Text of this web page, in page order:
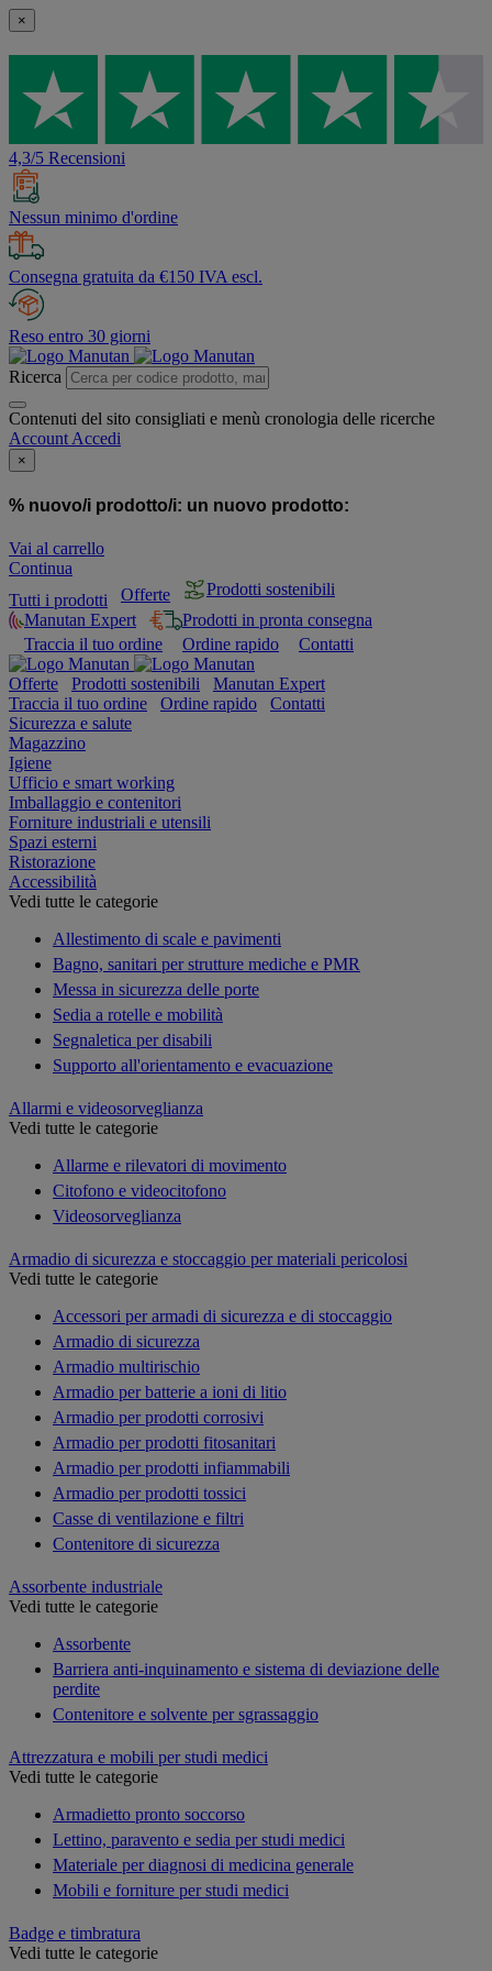
×
4,3/5 Recensioni
Nessun minimo d'ordine
Consegna gratuita da €150 IVA escl.
Reso entro 30 giorni
Ricerca
Contenuti del sito consigliati e menù cronologia delle ricerche
Account Accedi
×
% nuovo/i prodotto/i: un nuovo prodotto:
Vai al carrello
Continua
Tutti i prodotti
Offerte
Prodotti sostenibili
Manutan Expert
Prodotti in pronta consegna
Traccia il tuo ordine
Ordine rapido Contatti
Offerte Prodotti sostenibili
Manutan Expert
Traccia il tuo ordine
Ordine rapido
Contatti
Sicurezza e salute
Magazzino
Igiene
Ufficio e smart working
Imballaggio e contenitori
Forniture industriali e utensili
Spazi esterni
Ristorazione
Accessibilità
Vedi tutte le categorie
Allestimento di scale e pavimenti
Bagno, sanitari per strutture mediche e PMR
Messa in sicurezza delle porte
Sedia a rotelle e mobilità
Segnaletica per disabili
Supporto all'orientamento e evacuazione
Allarmi e videosorveglianza
Vedi tutte le categorie
Allarme e rilevatori di movimento
Citofono e videocitofono
Videosorveglianza
Armadio di sicurezza e stoccaggio per materiali pericolosi
Vedi tutte le categorie
Accessori per armadi di sicurezza e di stoccaggio
Armadio di sicurezza
Armadio multirischio
Armadio per batterie a ioni di litio
Armadio per prodotti corrosivi
Armadio per prodotti fitosanitari
Armadio per prodotti infiammabili
Armadio per prodotti tossici
Casse di ventilazione e filtri
Contenitore di sicurezza
Assorbente industriale
Vedi tutte le categorie
Assorbente
Barriera anti-inquinamento e sistema di deviazione delle
perdite
Contenitore e solvente per sgrassaggio
Attrezzatura e mobili per studi medici
Vedi tutte le categorie
Armadietto pronto soccorso
Lettino, paravento e sedia per studi medici
Materiale per diagnosi di medicina generale
Mobili e forniture per studi medici
Badge e timbratura
Vedi tutte le categorie